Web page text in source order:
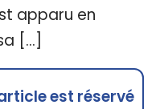
apparu en
[…]
est réservé